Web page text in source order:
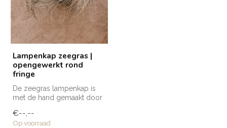
Lampenkap zeegras |
opengewerkt rond
fringe
De zeegras lampenkap is
met de hand gemaakt door
ambachtslieden...
€--,--
Op voorraad